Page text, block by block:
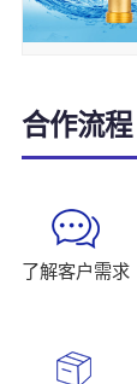
合作流程
了解客户需求